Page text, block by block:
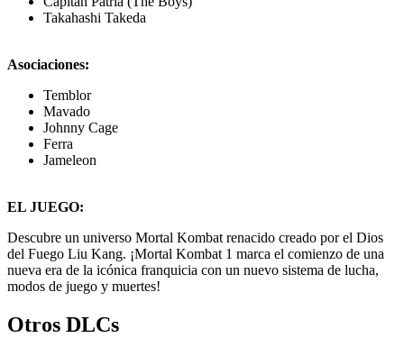
Takahashi Takeda
Asociaciones:
Temblor
Mavado
Johnny Cage
Ferra
Jameleon
EL JUEGO:
Descubre un universo Mortal Kombat renacido creado por el Dios
del Fuego Liu Kang. ¡Mortal Kombat 1 marca el comienzo de una
nueva era de la icónica franquicia con un nuevo sistema de lucha,
modos de juego y muertes!
Otros DLCs